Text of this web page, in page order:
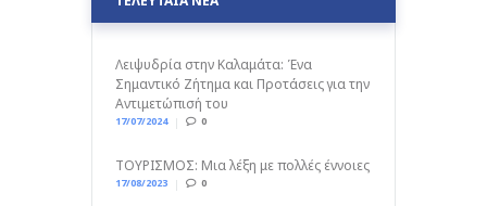
Λειψυδρία στην Καλαμάτα: Ένα
Σημαντικό Ζήτημα και Προτάσεις για την
Αντιμετώπισή του
17/07/2024 0
ΤΟΥΡΙΣΜΟΣ: Μια λέξη με πολλές έννοιες
17/08/2023 0